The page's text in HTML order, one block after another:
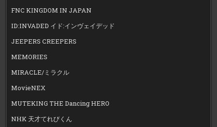
FNC KINGDOM IN JAPAN
ID:INVADED イド:インヴェイデッド
JEEPERS CREEPERS
MEMORIES
MIRACLE/ミラクル
MovieNEX
MUTEKING THE Dancing HERO
NHK 天才てれびくん